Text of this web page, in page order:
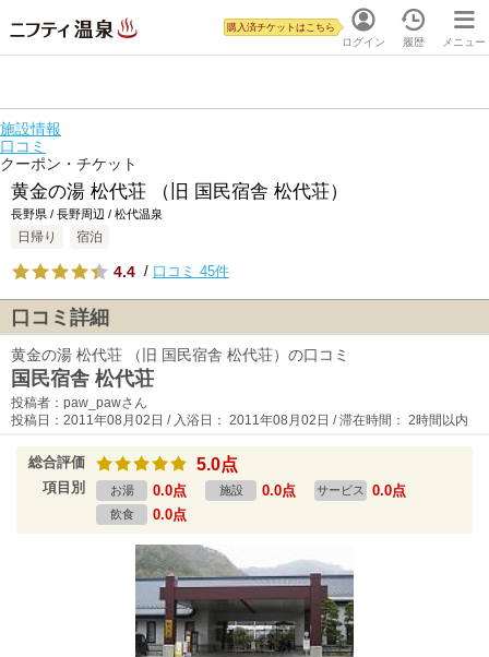
ログイン
購入済チケットはこちら
履歴 メニュー
施設情報
口コミ
クーポン・チケット
黄金の湯 松代荘 （旧 国民宿舎 松代荘）
長野県 / 長野周辺 / 松代温泉
日帰り 宿泊
4.4 / 口コミ 45件
口コミ詳細
黄金の湯 松代荘 （旧 国民宿舎 松代荘）の口コミ
国民宿舎 松代荘
投稿者：paw_pawさん
投稿日：2011年08月02日 / 入浴日： 2011年08月02日 / 滞在時間： 2時間以内
総合評価 5.0点
項目別 お湯 0.0点 施設 0.0点 サービス 0.0点
飲食 0.0点